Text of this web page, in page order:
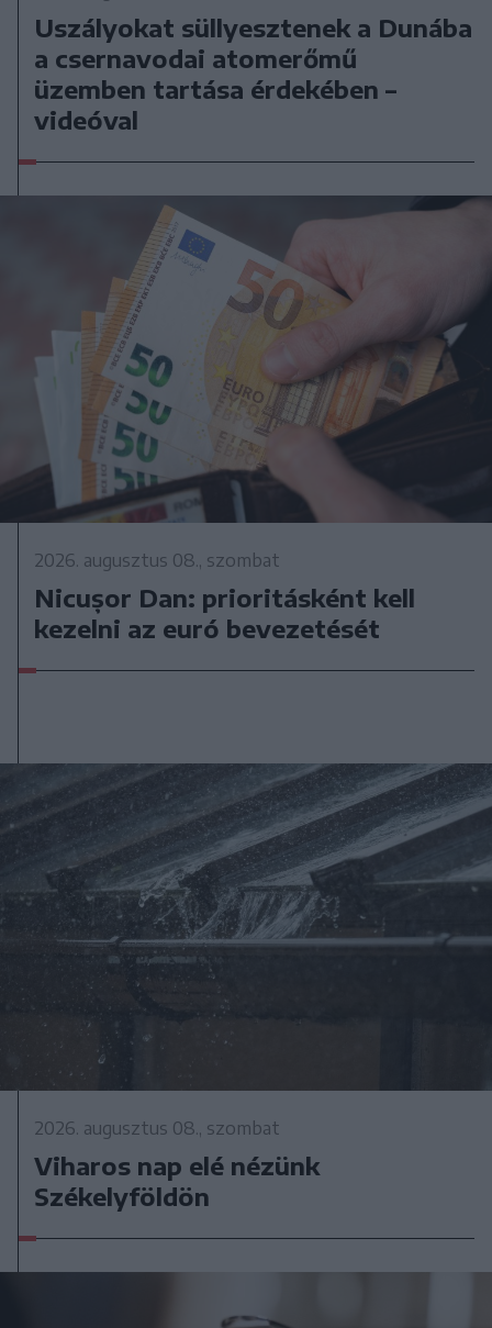
Uszályokat süllyesztenek a Dunába
a csernavodai atomerőmű
üzemben tartása érdekében –
videóval
2026. augusztus 08., szombat
Nicușor Dan: prioritásként kell
kezelni az euró bevezetését
2026. augusztus 08., szombat
Viharos nap elé nézünk
Székelyföldön